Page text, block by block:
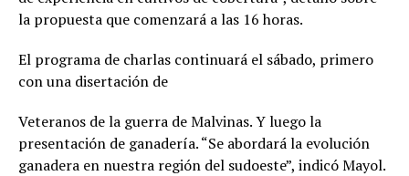
la propuesta que comenzará a las 16 horas.
El programa de charlas continuará el sábado, primero
con una disertación de
Veteranos de la guerra de Malvinas. Y luego la
presentación de ganadería. “Se abordará la evolución
ganadera en nuestra región del sudoeste”, indicó Mayol.